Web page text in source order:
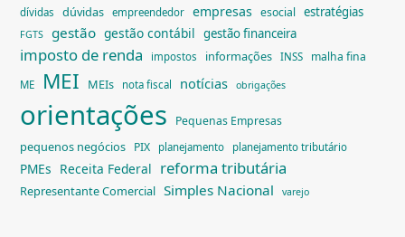
dívidas dúvidas empreendedor empresas esocial estratégias
FGTS gestão gestão contábil gestão financeira
imposto de renda impostos informações INSS malha fina
ME MEI MEIs nota fiscal notícias obrigações
orientações Pequenas Empresas
pequenos negócios PIX planejamento planejamento tributário
PMEs Receita Federal reforma tributária
Representante Comercial Simples Nacional varejo